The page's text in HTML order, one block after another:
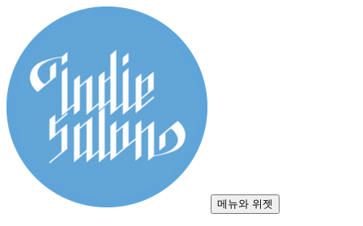
로
건
너
뛰
기
메뉴와 위젯